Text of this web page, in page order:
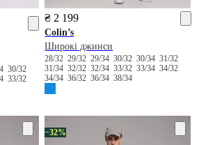
30/32
33/32
₴ 2 199
Colin’s
Широкі джинси
28/3229/3229/3430/3230/3431/32
31/3432/3232/3433/3233/3434/32
34/3436/3236/3438/34
−32%